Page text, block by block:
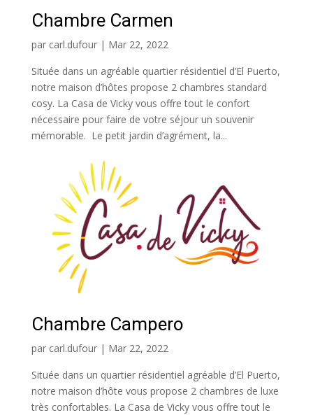
Chambre Carmen
par carl.dufour| Mar 22, 2022
Située dans un agréable quartier résidentiel d’El Puerto,
notre maison d’hôtes propose 2 chambres standard
cosy. La Casa de Vicky vous offre tout le confort
nécessaire pour faire de votre séjour un souvenir
mémorable. Le petit jardin d’agrément, la...
Chambre Campero
par carl.dufour| Mar 22, 2022
Située dans un quartier résidentiel agréable d’El Puerto,
notre maison d’hôte vous propose 2 chambres de luxe
très confortables. La Casa de Vicky vous offre tout le